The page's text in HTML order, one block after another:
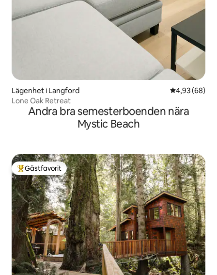
Lägenhet i Langford 4,93 av 5 i
4,93 (68)
Lone Oak Retreat
Andra bra semesterboenden nära
Mystic Beach
Populär gästfavorit
Gästfavorit